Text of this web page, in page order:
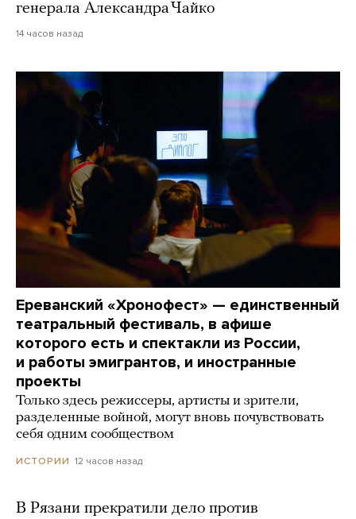
генерала Александра Чайко
14 часов назад
Ереванский «Хронофест» — единственный
театральный фестиваль, в афише
которого есть и спектакли из России,
и работы эмигрантов, и иностранные
проекты
Только здесь режиссеры, артисты и зрители,
разделенные войной, могут вновь почувствовать
себя одним сообществом
ИСТОРИИ 12 часов назад
В Рязани прекратили дело против